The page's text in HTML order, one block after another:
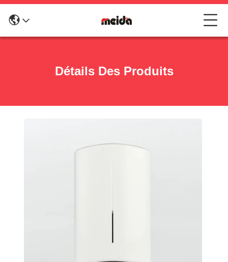
Détails Des Produits